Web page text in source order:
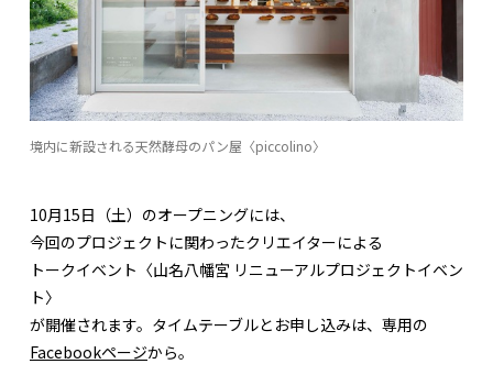
境内に新設される天然酵母のパン屋〈piccolino〉
10月15日（土）のオープニングには、
今回のプロジェクトに関わったクリエイターによる
トークイベント〈山名八幡宮 リニューアルプロジェクトイベン
ト〉
が開催されます。タイムテーブルとお申し込みは、専用の
Facebookページから。